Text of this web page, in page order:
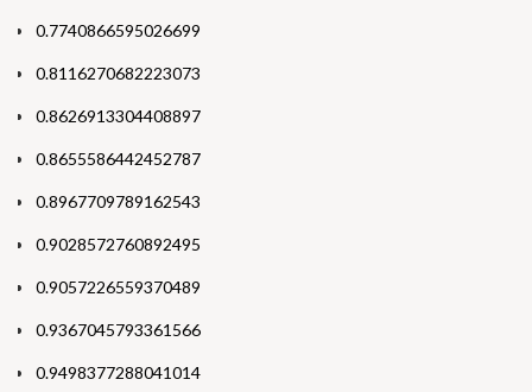
0.7740866595026699
0.8116270682223073
0.8626913304408897
0.8655586442452787
0.8967709789162543
0.9028572760892495
0.9057226559370489
0.9367045793361566
0.9498377288041014